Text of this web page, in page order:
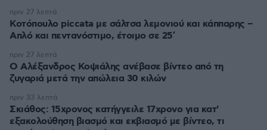
Κοτόπουλο piccata με σάλτσα λεμονιού και κάππαρης –
Απλό και πεντανόστιμο, έτοιμο σε 25′
πριν 27 λεπτά
Ο Αλέξανδρος Κοψιάλης ανέβασε βίντεο από τη
ζυγαριά μετά την απώλεια 30 κιλών
πριν 27 λεπτά
Σκιάθος: 15χρονος κατήγγειλε 17χρονο για κατ'
εξακολούθηση βιασμό και εκβιασμό με βίντεο, τι
πριν 33 λεπτά